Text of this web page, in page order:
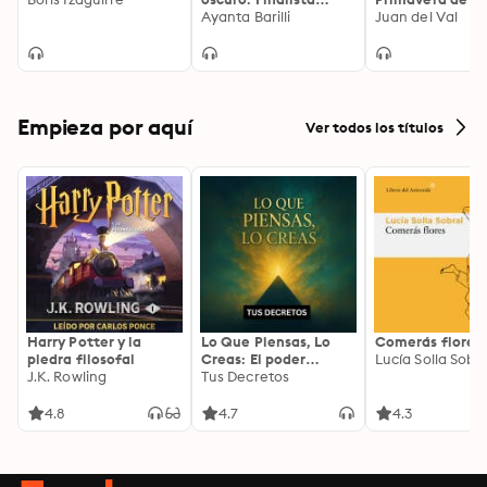
Premio Planeta 2018
Ayanta Barilli
2019
Juan del Val
Empieza por aquí Ver todos los títulos
Harry Potter y la
piedra filosofal
J.K. Rowling
4.8
Lo Que Piensas, Lo
Creas: El poder
invisible de tus
tu energía para
Tus Decretos
4.7
Comerás flores
Lucía Solla
4.3